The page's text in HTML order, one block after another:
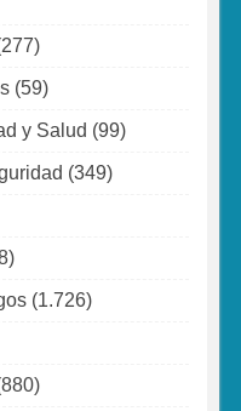
(59)
y Salud (99)
(349)
(1.726)